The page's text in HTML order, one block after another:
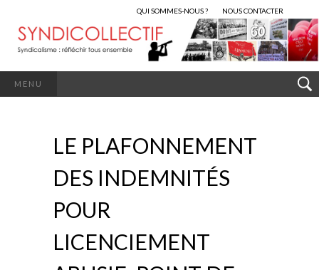
QUI SOMMES-NOUS ? NOUS CONTACTER
MENU
LE PLAFONNEMENT
DES INDEMNITÉS
POUR
LICENCIEMENT